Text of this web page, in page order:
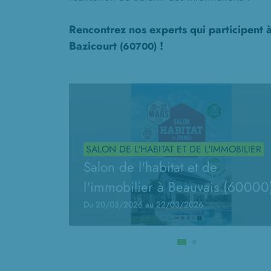
Rencontrez nos experts qui participent
Bazicourt (60700) !
SALON DE L'HABITAT ET DE L'IMMOBILIER
Salon de l'habitat et de
l'immobilier à Beauvais
Du 20/03/2026 au 22/03/2026